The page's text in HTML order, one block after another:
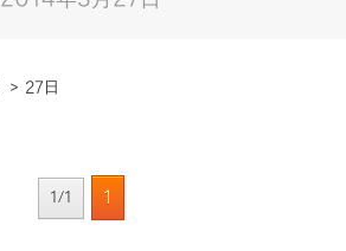
> 27日
1/1 1